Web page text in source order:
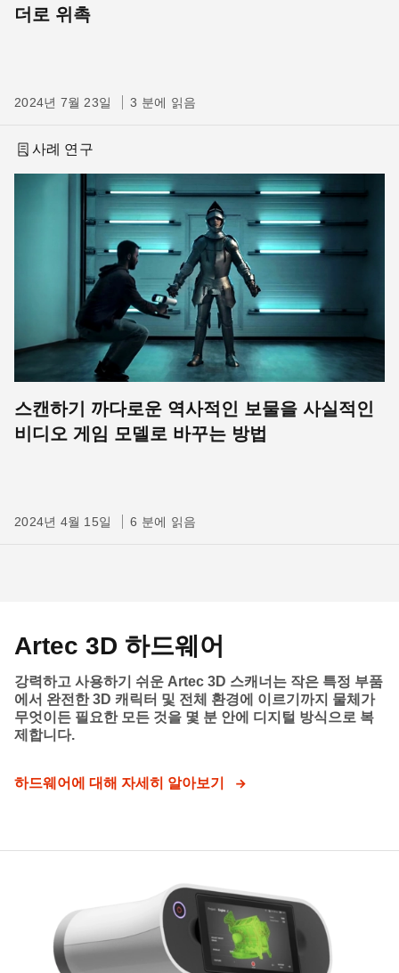
더로 위촉
2024년 7월 23일 3 분에 읽음
사례 연구
스캔하기 까다로운 역사적인 보물을 사실적인
비디오 게임 모델로 바꾸는 방법
2024년 4월 15일 6 분에 읽음
Artec 3D 하드웨어
강력하고 사용하기 쉬운 Artec 3D 스캐너는 작은 특정 부품
에서 완전한 3D 캐릭터 및 전체 환경에 이르기까지 물체가
무엇이든 필요한 모든 것을 몇 분 안에 디지털 방식으로 복
제합니다.
하드웨어에 대해 자세히 알아보기